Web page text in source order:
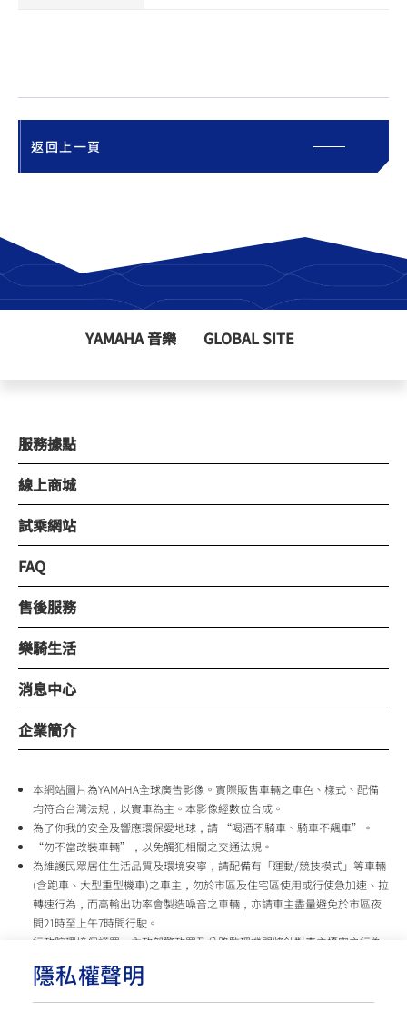
隱私權聲明
返回上一頁
YAMAHA 音樂 GLOBAL SITE
服務據點
線上商城
試乘網站
FAQ
售後服務
樂騎生活
消息中心
企業簡介
本網站圖片為YAMAHA全球廣告影像。實際販售車輛之車色、樣式、配備
均符合台灣法規，以實車為主。本影像經數位合成。
為了你我的安全及響應環保愛地球，請 “喝酒不騎車、騎車不飆車”。
“勿不當改裝車輛”，以免觸犯相關之交通法規。
為維護民眾居住生活品質及環境安寧，請配備有「運動/競技模式」等車輛
(含跑車、大型重型機車)之車主，勿於市區及住宅區使用或行使急加速、拉
轉速行為，而高輸出功率會製造噪音之車輛，亦請車主盡量避免於市區夜
間21時至上午7時間行駛。
行政院環境保護署、內政部警政署及公路監理機關將針對車主擾寧之行為
台灣山葉機車 關心您